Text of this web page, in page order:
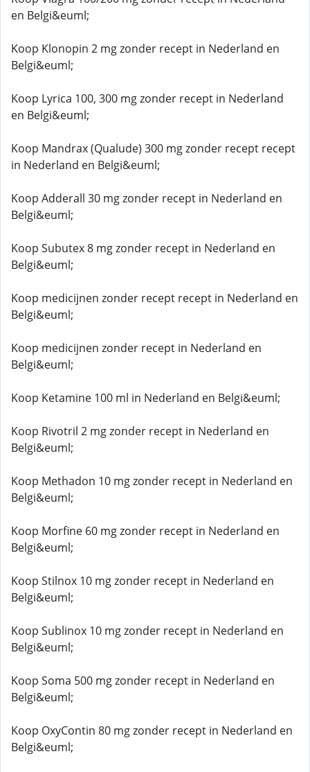
en Belgi&euml;
Koop Klonopin 2 mg zonder recept in Nederland en
Belgi&euml;
Koop Lyrica 100, 300 mg zonder recept in Nederland
en Belgi&euml;
Koop Mandrax (Qualude) 300 mg zonder recept recept
in Nederland en Belgi&euml;
Koop Adderall 30 mg zonder recept in Nederland en
Belgi&euml;
Koop Subutex 8 mg zonder recept in Nederland en
Belgi&euml;
Koop medicijnen zonder recept recept in Nederland en
Belgi&euml;
Koop medicijnen zonder recept in Nederland en
Belgi&euml;
Koop Ketamine 100 ml in Nederland en Belgi&euml;
Koop Rivotril 2 mg zonder recept in Nederland en
Belgi&euml;
Koop Methadon 10 mg zonder recept in Nederland en
Belgi&euml;
Koop Morfine 60 mg zonder recept in Nederland en
Belgi&euml;
Koop Stilnox 10 mg zonder recept in Nederland en
Belgi&euml;
Koop Sublinox 10 mg zonder recept in Nederland en
Belgi&euml;
Koop Soma 500 mg zonder recept in Nederland en
Belgi&euml;
Koop OxyContin 80 mg zonder recept in Nederland en
Belgi&euml;